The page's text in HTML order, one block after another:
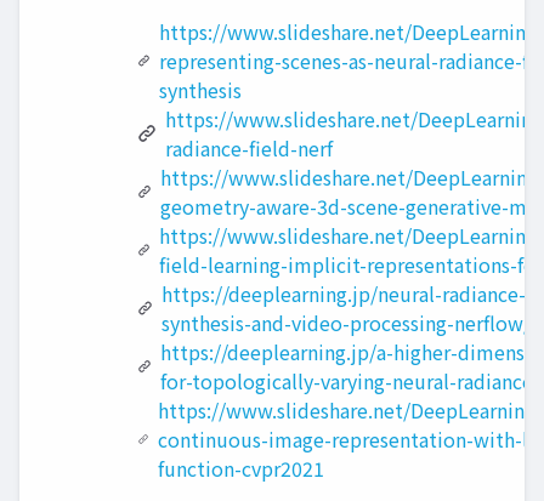
https://www.slideshare.net/
representing-scenes-as-neural-radiance-
synthesis
https://www.slideshare.net/
radiance-field-nerf
https://www.slideshare.net/
geometry-aware-3d-scene-generative-
https://www.slideshare.net/
field-learning-implicit-representations-
https://deeplearning.jp/neural-radiance-
synthesis-and-video-processing-nerflow/
https://deeplearning.jp/a-higher-
for-topologically-varying-neural-
https://www.slideshare.net/
continuous-image-representation-with-
function-cvpr2021